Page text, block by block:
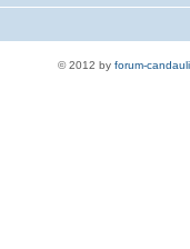
© 2012 by forum-